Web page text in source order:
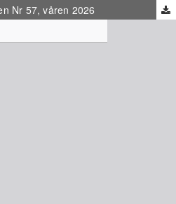
Nr 57, våren 2026